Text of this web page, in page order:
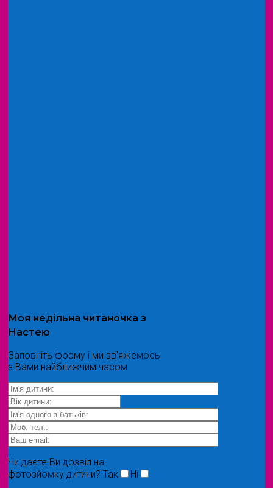
Моя недільна читаночка з
Настею
Заповніть форму і ми зв'яжемось
з Вами найближчим часом
Чи даєте Ви дозвіл на
фотозйомку дитини? Так Ні